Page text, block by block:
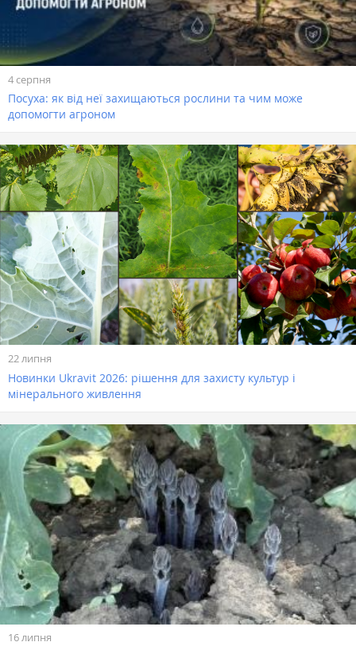
4 серпня
Посуха: як від неї захищаються рослини та чим може
допомогти агроном
22 липня
Новинки Ukravit 2026: рішення для захисту культур і
мінерального живлення
16 липня